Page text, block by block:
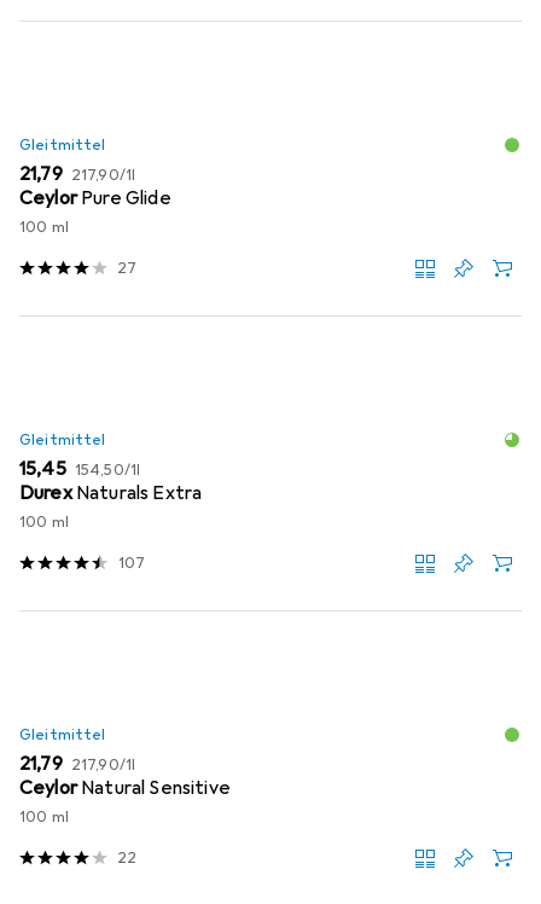
Gleitmittel
EUR
21,79 EUR
217,90/1l
Ceylor Pure Glide
100 ml
27
Gleitmittel
EUR
15,45 EUR
154,50/1l
Durex Naturals Extra
100 ml
107
Gleitmittel
EUR
21,79 EUR
217,90/1l
Ceylor Natural Sensitive
100 ml
22